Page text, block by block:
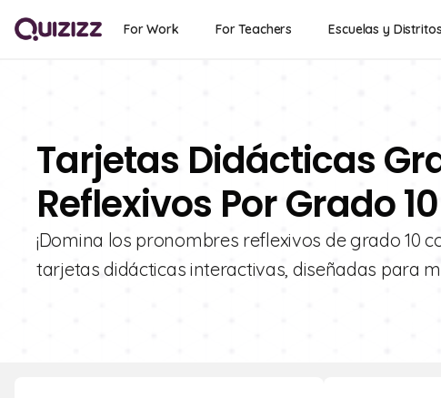
For Work For Teachers Escuelas y Distritos
Tarjetas Didácticas
Reflexivos Por Grado 10
¡Domina los pronombres reflexivos de grado 10
tarjetas didácticas interactivas, diseñadas para